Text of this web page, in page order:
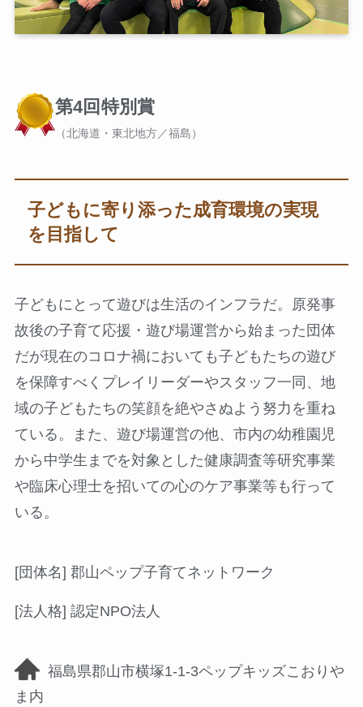
第4回特別賞
（北海道・東北地方／福島）
子どもに寄り添った成育環境の実現
を目指して
子どもにとって遊びは生活のインフラだ。原発事
故後の子育て応援・遊び場運営から始まった団体
だが現在のコロナ禍においても子どもたちの遊び
を保障すべくプレイリーダーやスタッフ一同、地
域の子どもたちの笑顔を絶やさぬよう努力を重ね
ている。また、遊び場運営の他、市内の幼稚園児
から中学生までを対象とした健康調査等研究事業
や臨床心理士を招いての心のケア事業等も行って
いる。
[団体名] 郡山ペップ子育てネットワーク
[法人格] 認定NPO法人
福島県郡山市横塚1-1-3ペップキッズこおりや
ま内